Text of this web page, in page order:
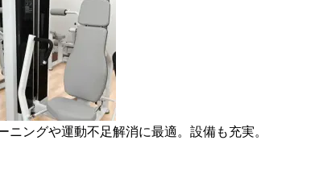
ニングや運動不足解消に最適。設備も充実。